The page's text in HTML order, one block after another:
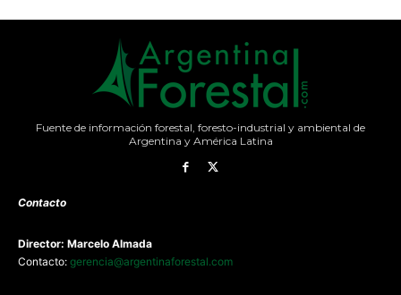
Fuente de información forestal, foresto-industrial y ambiental de
Argentina y América Latina
Contacto
Director: Marcelo Almada
Contacto: gerencia@argentinaforestal.com